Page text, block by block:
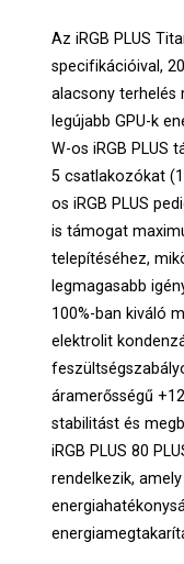
Az iRGB PLUS
specifikációival,
alacsony terhelés
legújabb GPU-k
W-os iRGB PLUS
5 csatlakozókat
os iRGB PLUS
is támogat
telepítéséhez,
legmagasabb
100%-ban kiváló
elektrolit
áramerősségű
stabilitást és
iRGB PLUS 80
rendelkezik,